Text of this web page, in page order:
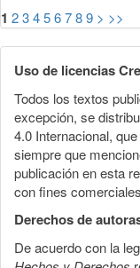
1 23456789 > >>
Uso de licencias
Todos los textos
excepción, se
4.0 Internacional,
siempre que
publicación en esta
con fines
Derechos de
De acuerdo con la